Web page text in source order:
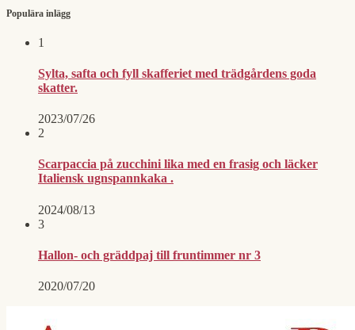
inlägg
Populära inlägg
1
Sylta, safta och fyll skafferiet med trädgårdens goda
skatter.
2023/07/26
2
Scarpaccia på zucchini lika med en frasig och läcker
Italiensk ugnspannkaka .
2024/08/13
3
Hallon- och gräddpaj till fruntimmer nr 3
2020/07/20